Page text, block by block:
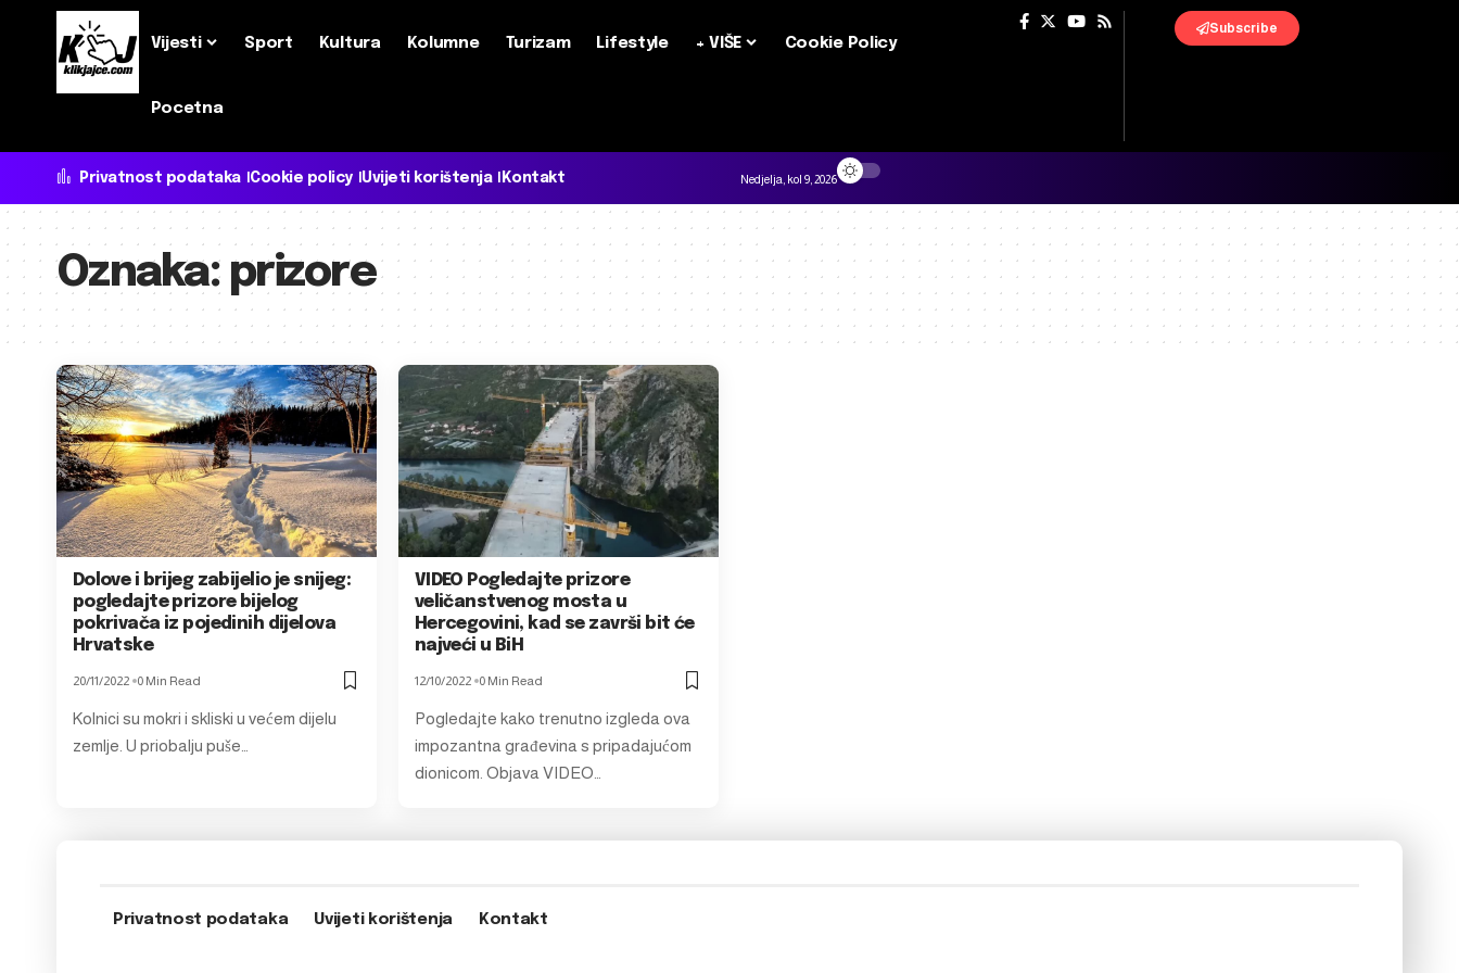
Vijesti Sport Kultura Kolumne Turizam Lifestyle + VIŠE Cookie Policy
Pocetna
Subscribe
Privatnost podataka Cookie policy Uvijeti korištenja Kontakt Nedjelja, kol 9, 2026
Oznaka: prizore
Dolove i brijeg zabijelio je snijeg:
pogledajte prizore bijelog
pokrivača iz pojedinih dijelova
Hrvatske
20/11/2022 0 Min Read
Kolnici su mokri i skliski u većem dijelu
zemlje. U priobalju puše…
VIDEO Pogledajte prizore
veličanstvenog mosta u
Hercegovini, kad se završi bit će
najveći u BiH
12/10/2022 0 Min Read
Pogledajte kako trenutno izgleda ova
impozantna građevina s pripadajućom
dionicom. Objava VIDEO…
Privatnost podataka Uvijeti korištenja Kontakt